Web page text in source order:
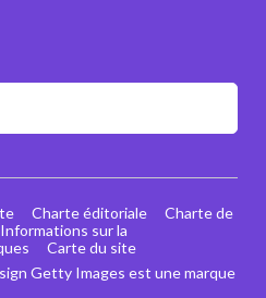
Getty Images est une marque
Charte éditoriale
Charte de
Informations sur la
Carte du site